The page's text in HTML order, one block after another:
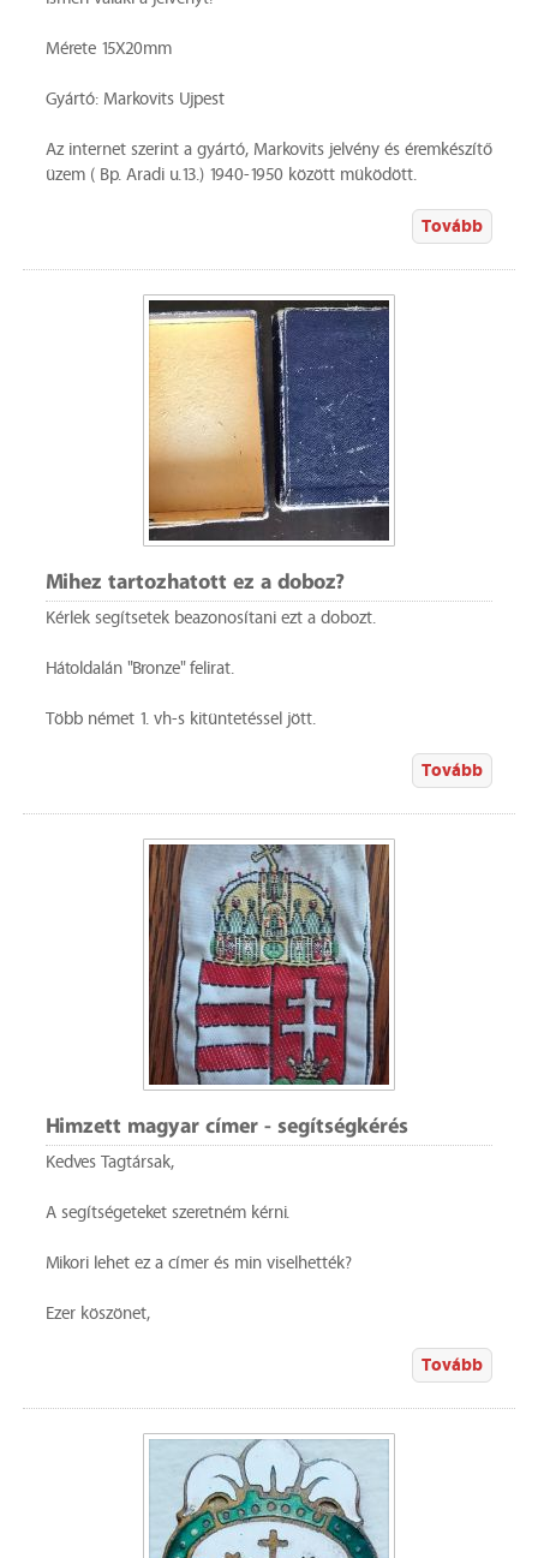
Mérete 15X20mm
Gyártó: Markovits Ujpest
Az internet szerint a gyártó, Markovits jelvény és éremkészítő
üzem ( Bp. Aradi u.13.) 1940-1950 között müködött.
Tovább
Mihez tartozhatott ez a doboz?
Kérlek segítsetek beazonosítani ezt a dobozt.
Hátoldalán "Bronze" felirat.
Több német 1. vh-s kitüntetéssel jött.
Tovább
Himzett magyar címer - segítségkérés
Kedves Tagtársak,
A segítségeteket szeretném kérni.
Mikori lehet ez a címer és min viselhették?
Ezer köszönet,
Tovább